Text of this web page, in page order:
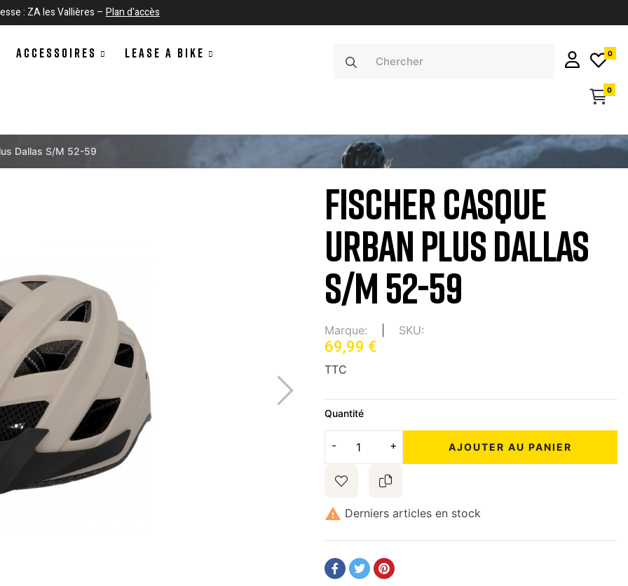
: ZA les Vallières – Plan d'accès
ACCESSOIRES LEASE A BIKE 0
0
Dallas S/M 52-59
FISCHER CASQUE
URBAN PLUS DALLAS
S/M 52-59
Marque: SKU:
69,99 €
TTC
Quantité
AJOUTER AU PANIER
 Derniers articles en stock